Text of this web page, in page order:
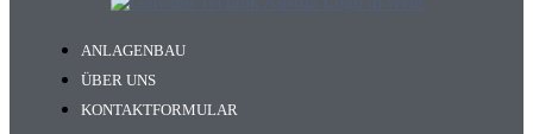
ANLAGENBAU
ÜBER UNS
KONTAKTFORMULAR